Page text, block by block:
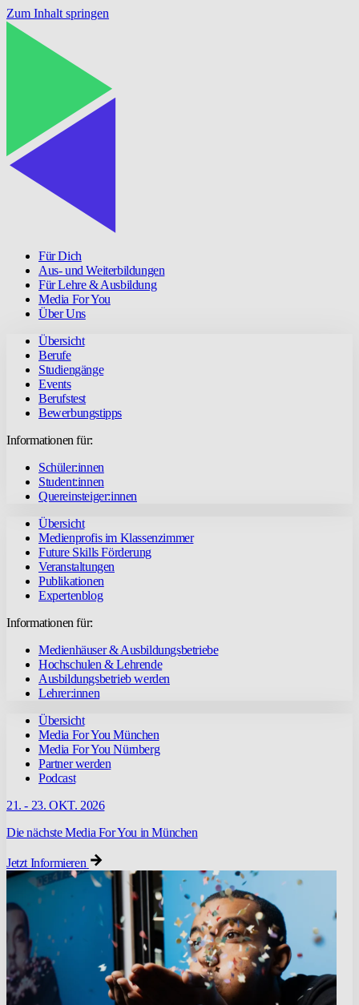
Zum Inhalt springen
Für Dich
Aus- und Weiterbildungen
Für Lehre & Ausbildung
Media For You
Über Uns
Übersicht
Berufe
Studiengänge
Events
Berufstest
Bewerbungstipps
Informationen für:
Schüler:innen
Student:innen
Quereinsteiger:innen
Übersicht
Medienprofis im Klassenzimmer
Future Skills Förderung
Veranstaltungen
Publikationen
Expertenblog
Informationen für:
Medienhäuser & Ausbildungsbetriebe
Hochschulen & Lehrende
Ausbildungsbetrieb werden
Lehrer:innen
Übersicht
Media For You München
Media For You Nürnberg
Partner werden
Podcast
21. - 23. OKT. 2026
Die nächste Media For You in München
Jetzt Informieren